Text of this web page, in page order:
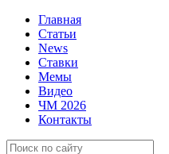
Главная
Статьи
News
Ставки
Мемы
Видео
ЧМ 2026
Контакты